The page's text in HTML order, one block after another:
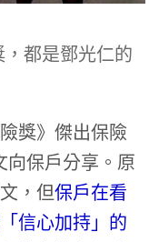
都是鄧光仁的
獎》傑出保險
向保戶分享。原
，但保戶在看
信心加持」的